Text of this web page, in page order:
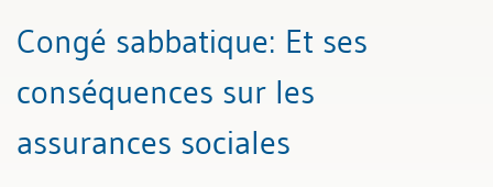
Congé sabbatique: Et ses
conséquences sur les
assurances sociales